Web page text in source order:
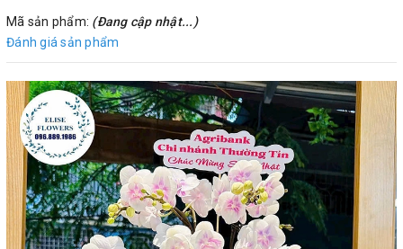
Mã sản phẩm: (Đang cập nhật...)
Đánh giá sản phẩm